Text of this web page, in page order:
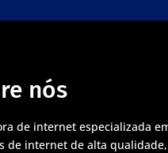
nós
de internet especializada
de internet de alta